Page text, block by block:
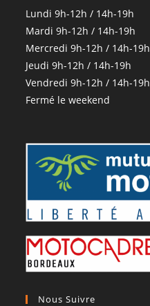
Lundi 9h-12h / 14h-19h
Mardi 9h-12h / 14h-19h
Mercredi 9h-12h / 14h-19h
Jeudi 9h-12h / 14h-19h
Vendredi 9h-12h / 14h-19h
Fermé le weekend
Nous Suivre